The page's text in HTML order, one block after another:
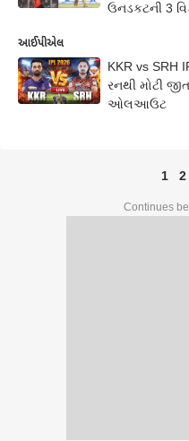
ઉનડકટની 3
આઈપીએલ
KKR vs SRH
રનથી મોટી
ઓલઆઉટ
1 2
Continues